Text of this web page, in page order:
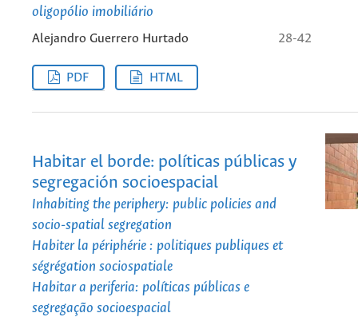
oligopólio imobiliário
Alejandro Guerrero Hurtado 28-42
PDF HTML
Habitar el borde: políticas públicas y
segregación socioespacial
Inhabiting the periphery: public policies and
socio-spatial segregation
Habiter la périphérie : politiques publiques et
ségrégation sociospatiale
Habitar a periferia: políticas públicas e
segregação socioespacial